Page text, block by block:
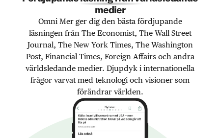
medier
Omni Mer ger dig den bästa fördjupande
läsningen från The Economist, The Wall Street
Journal, The New York Times, The Washington
Post, Financial Times, Foreign Affairs och andra
världsledande medier. Djupdyk i internationella
frågor varvat med teknologi och visioner som
förändrar världen.